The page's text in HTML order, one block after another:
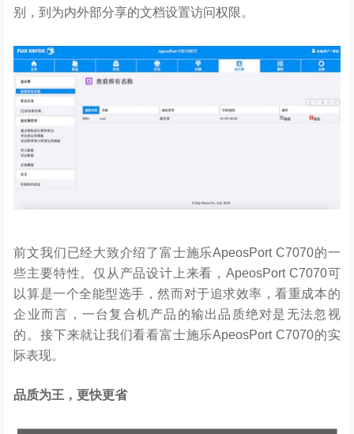
别，到为内外部分享的文档设置访问权限。
前文我们已经大致介绍了富士施乐ApeosPort C7070的一
些主要特性。仅从产品设计上来看，ApeosPort C7070可
以算是一个全能型选手，然而对于追求效率，看重成本的
企业而言，一台复合机产品的输出品质绝对是无法忽视
的。接下来就让我们看看富士施乐ApeosPort C7070的实
际表现。
品质为王，更快更省